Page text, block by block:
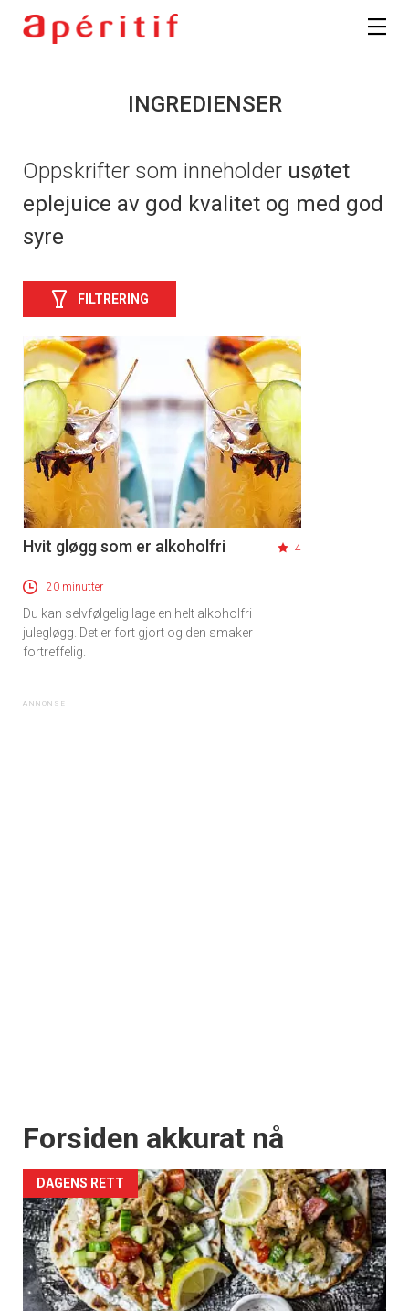
INGREDIENSER
Oppskrifter som inneholder usøtet
eplejuice av god kvalitet og med god
syre
FILTRERING
Hvit gløgg som er alkoholfri 4
20 minutter
Du kan selvfølgelig lage en helt alkoholfri
julegløgg. Det er fort gjort og den smaker
fortreffelig.
Forsiden akkurat nå
DAGENS RETT